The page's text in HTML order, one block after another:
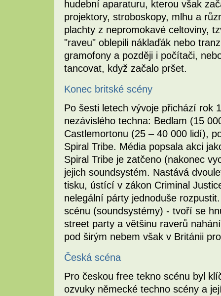
hudební aparaturu, kterou však
projektory, stroboskopy, mlhu a
plachty z nepromokavé celtoviny,
"raveu" oblepili náklaďák nebo
gramofony a později i počítači,
tancovat, když začalo pršet.
Konec britské scény
Po šesti letech vývoje přichází rok
nezávislého techna: Bedlam (15
Castlemortonu (25 – 40 000 lidí),
Spiral Tribe. Média popsala akci
Spiral Tribe je zatčeno (nakonec
jejich soundsystém. Nastává
tisku, ústící v zákon Criminal
nelegální párty jednoduše
scénu (soundsystémy) - tvoří se
street party a většinu raverů
pod širým nebem však v Británii
Česká scéna
Pro českou free tekno scénu byl
ozvuky německé techno scény a